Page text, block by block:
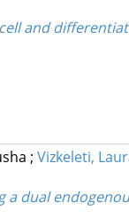
and
; Vizkeleti,
dual